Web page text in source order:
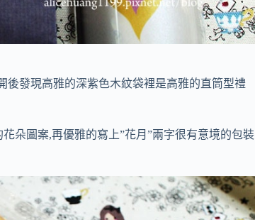
後發現高雅的深紫色木紋袋裡是高雅的直筒型禮
朵圖案,再優雅的寫上”花月”兩字很有意境的包裝